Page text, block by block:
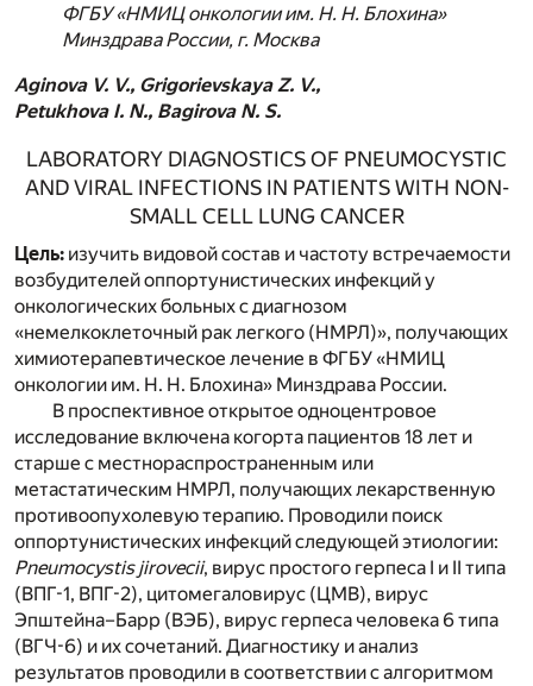
ФГБУ «НМИЦ онкологии им. Н. Н. Блохина»
Минздрава России, г. Москва
Aginova V. V., Grigorievskaya Z. V.,
Petukhova I. N., Bagirova N. S.
LABORATORY DIAGNOSTICS OF PNEUMOCYSTIC
AND VIRAL INFECTIONS IN PATIENTS WITH NON-
SMALL CELL LUNG CANCER
Цель: изучить видовой состав и частоту встречаемости
возбудителей оппортунистических инфекций у
онкологических больных с диагнозом
«немелкоклеточный рак легкого (НМРЛ)», получающих
химиотерапевтическое лечение в ФГБУ «НМИЦ
онкологии им. Н. Н. Блохина» Минздрава России.
В проспективное открытое одноцентровое
исследование включена когорта пациентов 18 лет и
старше с местнораспространенным или
метастатическим НМРЛ, получающих лекарственную
противоопухолевую терапию. Проводили поиск
оппортунистических инфекций следующей этиологии:
Pneumocystis jirovecii, вирус простого герпеса I и II типа
(ВПГ-1, ВПГ-2), цитомегаловирус (ЦМВ), вирус
Эпштейна–Барр (ВЭБ), вирус герпеса человека 6 типа
(ВГЧ-6) и их сочетаний. Диагностику и анализ
результатов проводили в соответствии с алгоритмом